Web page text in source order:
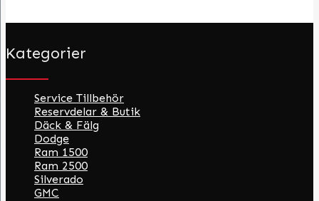
Kategorier
Service Tillbehör
Reservdelar & Butik
Däck & Fälg
Dodge
Ram 1500
Ram 2500
Silverado
GMC